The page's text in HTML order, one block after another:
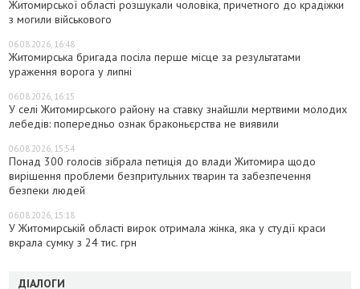
Житомирської області розшукали чоловіка, причетного до крадіжки
з могили військового
06.08.2026, 16:48
Житомирська бригада посіла перше місце за результатами
ураження ворога у липні
06.08.2026, 16:15
У селі Житомирського району на ставку знайшли мертвими молодих
лебедів: попередньо ознак браконьєрства не виявили
06.08.2026, 15:54
Понад 300 голосів зібрала петиція до влади Житомира щодо
вирішення проблеми безпритульних тварин та забезпечення
безпеки людей
06.08.2026, 15:18
У Житомирській області вирок отримала жінка, яка у студії краси
вкрала сумку з 24 тис. грн
ДІАЛОГИ